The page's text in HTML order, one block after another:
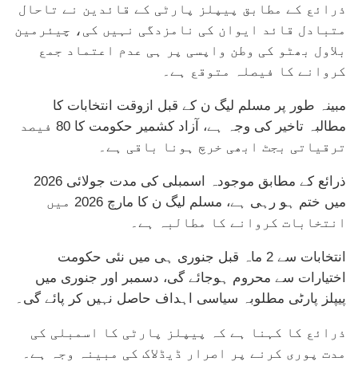
ذرائع کے مطابق پیپلز پارٹی کے قائدین نے تاحال
متبادل قائد ایوان کی نامزدگی نہیں کی، چیئرمین
بلاول بھٹو کی وطن واپسی پر ہی عدم اعتماد جمع
کروانے کا فیصلہ متوقع ہے۔
مبینہ طور پر مسلم لیگ ن کے قبل ازوقت انتخابات کا
مطالبہ تاخیر کی وجہ ہے، آزاد کشمیر حکومت کا 80 فیصد
ترقیاتی بجٹ ابھی خرچ ہونا باقی ہے۔
ذرائع کے مطابق موجودہ اسمبلی کی مدت جولائی 2026
میں ختم ہو رہی ہے، مسلم لیگ ن کا مارچ 2026 میں
انتخابات کروانے کا مطالبہ ہے۔
انتخابات سے 2 ماہ قبل جنوری ہی میں نئی حکومت
اختیارات سے محروم ہوجائے گی، دسمبر اور جنوری میں
پیپلز پارٹی مطلوبہ سیاسی اہداف حاصل نہیں کر پائے گی۔
ذرائع کا کہنا ہے کہ پیپلز پارٹی کا اسمبلی کی
مدت پوری کرنے پر اصرار ڈیڈلاک کی مبینہ وجہ ہے۔